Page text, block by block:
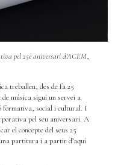
pel 25è aniversari d'ACEM,
treballen, des de fa 25
música sigui un servei a
formativa, social i cultural. I
pel seu aniversari. A
el concepte del seus 25
partitura i a partir d’aquí